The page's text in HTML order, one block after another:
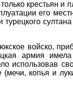
крестьян и
его
войско,
армия
использовав
копья и